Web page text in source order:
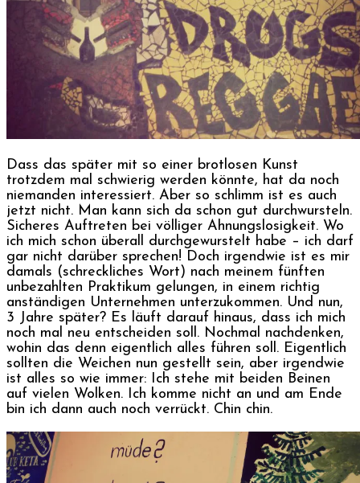
Dass das später mit so einer brotlosen Kunst
trotzdem mal schwierig werden könnte, hat da noch
niemanden interessiert. Aber so schlimm ist es auch
jetzt nicht. Man kann sich da schon gut durchwursteln.
Sicheres Auftreten bei völliger Ahnungslosigkeit. Wo
ich mich schon überall durchgewurstelt habe – ich darf
gar nicht darüber sprechen! Doch irgendwie ist es mir
damals (schreckliches Wort) nach meinem fünften
unbezahlten Praktikum gelungen, in einem richtig
anständigen Unternehmen unterzukommen. Und nun,
3 Jahre später? Es läuft darauf hinaus, dass ich mich
noch mal neu entscheiden soll. Nochmal nachdenken,
wohin das denn eigentlich alles führen soll. Eigentlich
sollten die Weichen nun gestellt sein, aber irgendwie
ist alles so wie immer: Ich stehe mit beiden Beinen
auf vielen Wolken. Ich komme nicht an und am Ende
bin ich dann auch noch verrückt. Chin chin.